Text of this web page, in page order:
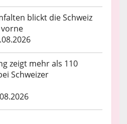
blickt die Schweiz
zeigt mehr als 110
Schweizer